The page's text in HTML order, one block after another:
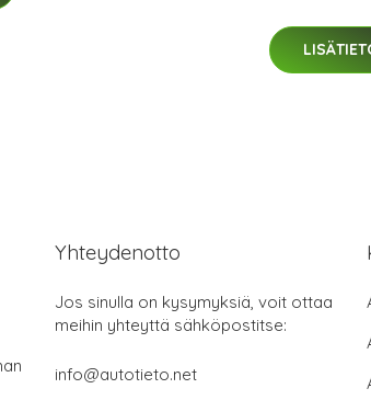
Yhteydenotto
Jos sinulla on kysymyksiä, voit ottaa
meihin yhteyttä sähköpostitse:
info@autotieto.net